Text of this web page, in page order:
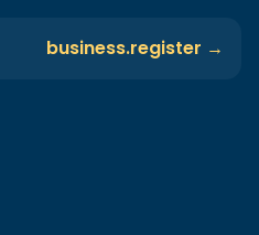
business.register →